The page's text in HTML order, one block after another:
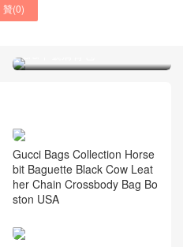
贊(0)
GUCCI古馳女包 迪拜官網專
Gucci Bags Collection Horse
bit Baguette Black Cow Leat
her Chain Crossbody Bag Bo
ston USA